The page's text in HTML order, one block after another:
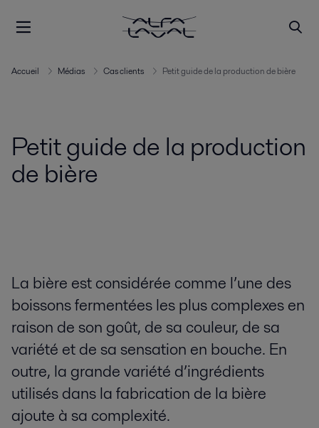
Accueil Médias Cas clients Petit guide de la production de bière
Petit guide de la production
de bière
La bière est considérée comme l’une des
boissons fermentées les plus complexes en
raison de son goût, de sa couleur, de sa
variété et de sa sensation en bouche. En
outre, la grande variété d’ingrédients
utilisés dans la fabrication de la bière
ajoute à sa complexité.